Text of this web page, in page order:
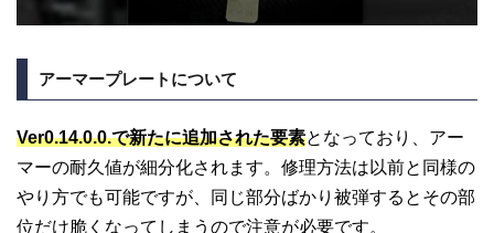
アーマープレートについて
Ver0.14.0.0.で新たに追加された要素となっており、アー
マーの耐久値が細分化されます。修理方法は以前と同様の
やり方でも可能ですが、同じ部分ばかり被弾するとその部
位だけ脆くなってしまうので注意が必要です。